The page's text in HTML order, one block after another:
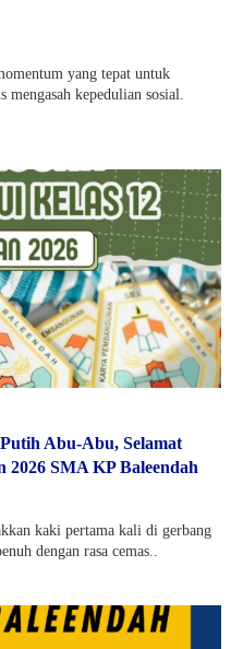
yang tepat untuk
kepedulian sosial.
Abu-Abu, Selamat
2026 SMA KP Baleendah
kaki pertama kali di gerbang
dengan rasa cemas..